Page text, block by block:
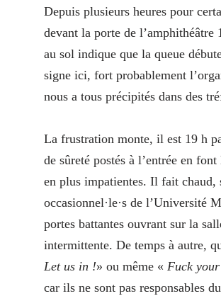
Depuis plusieurs heures pour
devant la porte de
au sol indique que la queue
signe ici, fort probablement
nous a tous précipités dans des
La frustration monte, il est 19 h
de sûreté postés à l’entrée en
en plus impatientes. Il fait chaud,
occasionnel·le·s de l’Université
portes battantes ouvrant sur la
intermittente. De temps à autre,
Let us in !» ou même « Fuck
car ils ne sont pas responsables